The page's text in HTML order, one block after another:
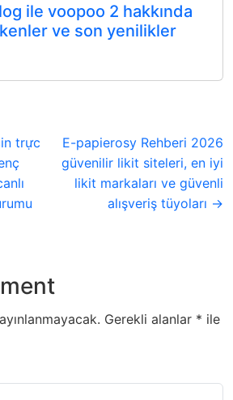
ile voopoo 2 hakkında
ve son yenilikler
trực
E-papierosy Rehberi 2026
güvenilir likit siteleri, en iyi
likit markaları ve güvenli
alışveriş tüyoları →
Gerekli alanlar * ile